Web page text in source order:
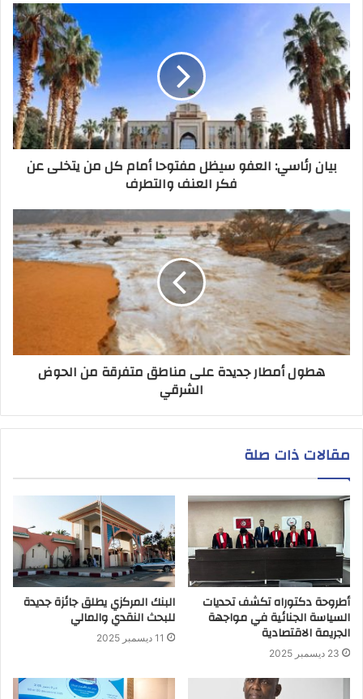
بيان رئاسي: العفو سيظل مفتوحا أمام كل من يتخلى عن
فكر العنف والتطرف
هطول أمطار جديدة على مناطق متفرقة من الحوض
الشرقي
مقالات ذات صلة
أطروحة دكتوراه تكشف تحديات
السياسة الجنائية في مواجهة
الجريمة الاقتصادية
23 ديسمبر 2025
البنك المركزي يطلق جائزة جديدة
للبحث النقدي والمالي
11 ديسمبر 2025